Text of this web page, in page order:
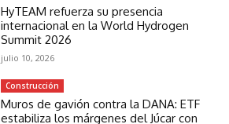
HyTEAM refuerza su presencia
internacional en la World Hydrogen
Summit 2026
julio 10, 2026
Construcción
Muros de gavión contra la DANA: ETF
estabiliza los márgenes del Júcar con